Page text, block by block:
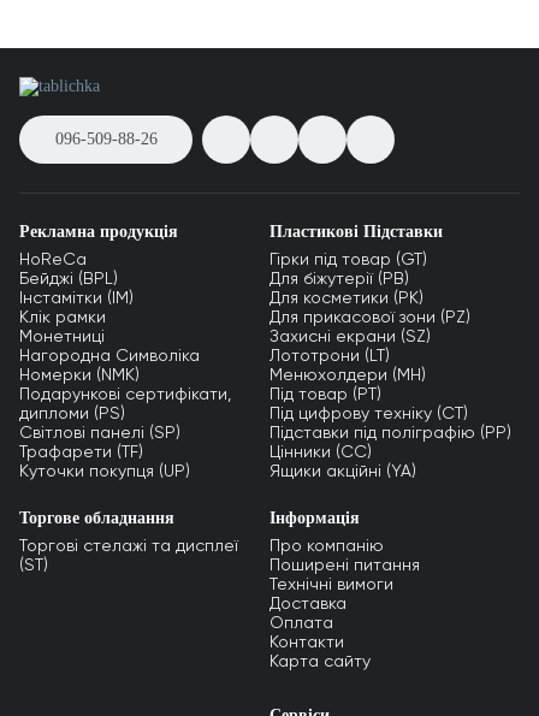
096-509-88-26
Рекламна продукція
HoReCa
Бейджі (BPL)
Інстамітки (IM)
Клік рамки
Монетниці
Нагородна Символіка
Номерки (NMK)
Подарункові сертифікати,
дипломи (PS)
Світлові панелі (SP)
Трафарети (TF)
Куточки покупця (UP)
Пластикові Підставки
Гірки під товар (GT)
Для біжутерії (PB)
Для косметики (PK)
Для прикасової зони (PZ)
Захисні екрани (SZ)
Лототрони (LT)
Менюхолдери (MH)
Під товар (PT)
Під цифрову техніку (CT)
Підставки під поліграфію (PP)
Цінники (СС)
Ящики акційні (YA)
Торгове обладнання
Торгові стелажі та дисплеї
(ST)
Інформація
Про компанію
Поширені питання
Технічні вимоги
Доставка
Оплата
Контакти
Карта сайту